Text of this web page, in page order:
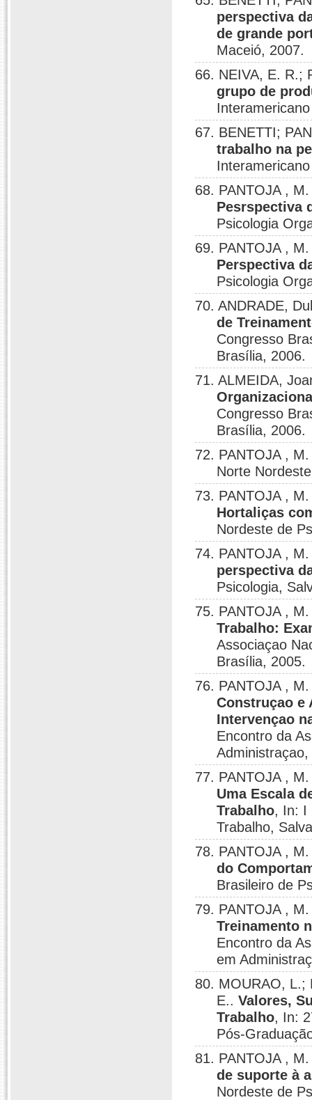
perspectiva
de grande
Maceió, 2007.
66. NEIVA, E. R.;
grupo de
67. BENETTI;
trabalho na
68. PANTOJA ,
Pesrspectiva
Psicologia
69. PANTOJA ,
Perspectiva
Psicologia
70. ANDRADE,
de
Congresso
Brasília, 2006.
71. ALMEIDA,
Congresso
Brasília, 2006.
72. PANTOJA ,
Norte
73. PANTOJA ,
Hortaliças
Nordeste de
74. PANTOJA ,
perspectiva
Psicologia,
75. PANTOJA ,
Trabalho:
Associaçao
Brasília, 2005.
76. PANTOJA ,
Construçao e
Intervençao
Encontro da
77. PANTOJA ,
Uma Escala
Trabalho, In: I
Trabalho,
78. PANTOJA ,
do
Brasileiro de
79. PANTOJA ,
Treinamento
Encontro da
em
80. MOURAO, L.;
E..Valores,
Trabalho, In:
Pós-
81. PANTOJA ,
de suporte à
Nordeste de